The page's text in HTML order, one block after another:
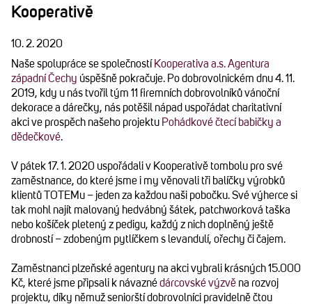
Kooperativě
10. 2. 2020
Naše spolupráce se společností Kooperativa a.s. Agentura
západní Čechy úspěšně pokračuje. Po dobrovolnickém dnu 4. 11.
2019, kdy u nás tvořil tým 11 firemních dobrovolníků vánoční
dekorace a dárečky, nás potěšil nápad uspořádat charitativní
akci ve prospěch našeho projektu Pohádkové čtecí babičky a
dědečkové.
V pátek 17. 1. 2020 uspořádali v Kooperativě tombolu pro své
zaměstnance, do které jsme i my věnovali tři balíčky výrobků
klientů TOTEMu – jeden za každou naši pobočku. Své výherce si
tak mohl najít malovaný hedvábný šátek, patchworková taška
nebo košíček pletený z pedigu, každý z nich doplněný ještě
drobností – zdobeným pytlíčkem s levandulí, ořechy či čajem.
Zaměstnanci plzeňské agentury na akci vybrali krásných 15.000
Kč, které jsme připsali k návaznédárcovské výzvě na rozvoj
projektu, díky němuž seniorští dobrovolníci pravidelně čtou